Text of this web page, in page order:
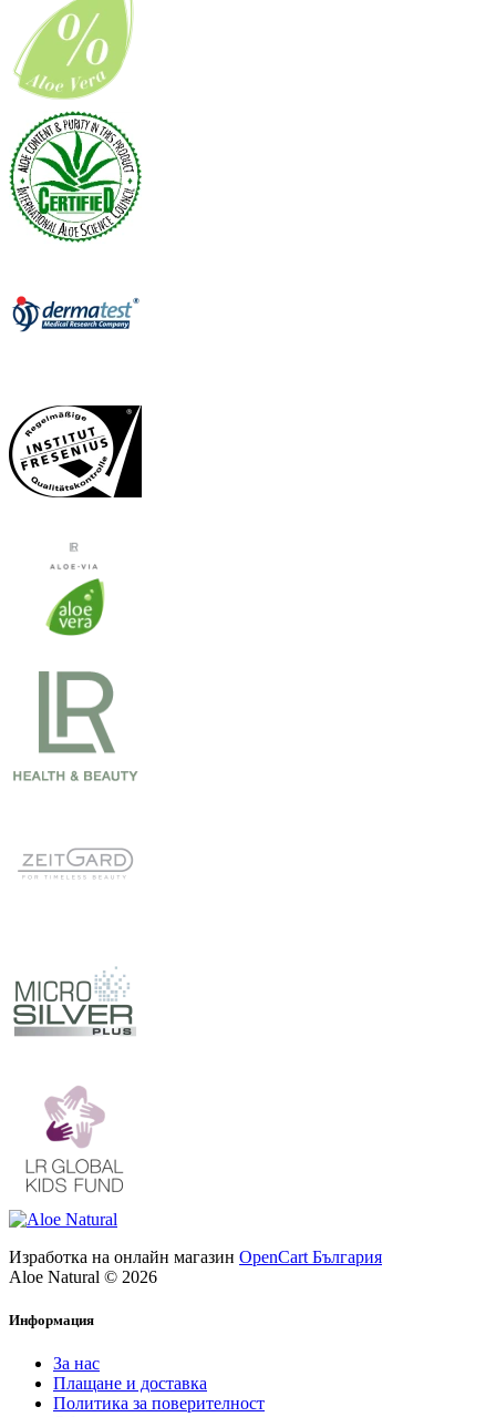
Изработка на онлайн магазин OpenCart България
Aloe Natural © 2026
Информация
За нас
Плащане и доставка
Политика за поверителност